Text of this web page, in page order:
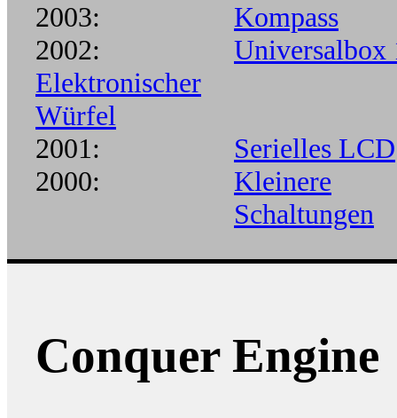
2003:
Kompass
2002:
Universalbox
Elektronischer
Würfel
2001:
Serielles LCD
2000:
Kleinere
Schaltungen
Conquer Engine